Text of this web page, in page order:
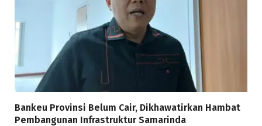
Bankeu Provinsi Belum Cair, Dikhawatirkan Hambat
Pembangunan Infrastruktur Samarinda